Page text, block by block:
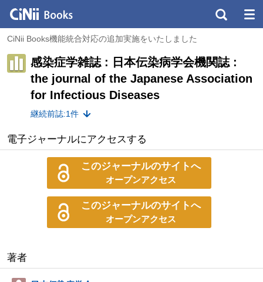
CiNii Books機能統合対応の追加実施をいたしました
感染症学雑誌 : 日本伝染病学会機関誌 :
the journal of the Japanese Association
for Infectious Diseases
継続前誌:1件
電子ジャーナルにアクセスする
このジャーナルのサイトへ
オープンアクセス
このジャーナルのサイトへ
オープンアクセス
著者